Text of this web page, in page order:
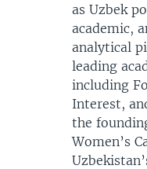
as Uzbek
academic,
analytical
leading
including
Interest,
the
Women’s